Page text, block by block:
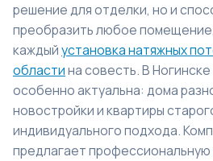
решение для отделки, но и
преобразить любое
каждыйустановка натяжных
областина совесть. В
особенно актуальна: дома
новостройки и квартиры
индивидуального подхода.
предлагает профессиональную